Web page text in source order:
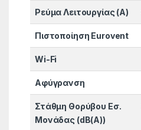
Ρεύμα Λειτουργίας (A)
Πιστοποίηση Eurovent
Wi-Fi
Αφύγρανση
Στάθμη Θορύβου Εσ.
Μονάδας (dB(A))